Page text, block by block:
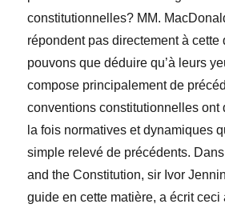
constitutionnelles? MM.
répondent pas directement à cette
pouvons que déduire qu’à leurs
compose principalement de
conventions constitutionnelles ont
la fois normatives et dynamiques
simple relevé de précédents.
and the Constitution, sir Ivor
guide en cette matière, a écrit ceci